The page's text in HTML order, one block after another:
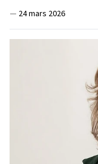
— 24 mars 2026